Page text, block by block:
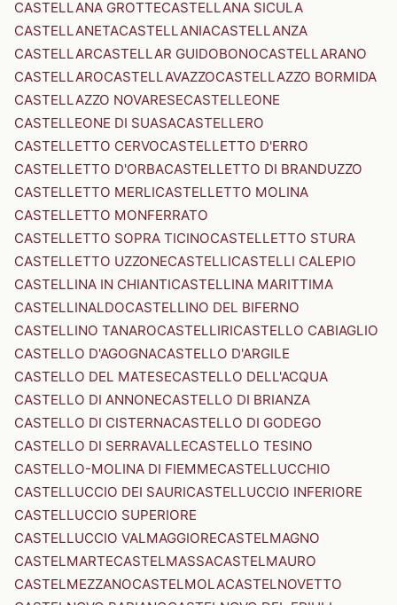
CASTELLANA GROTTECASTELLANA SICULA
CASTELLANETACASTELLANIACASTELLANZA
CASTELLARCASTELLAR GUIDOBONOCASTELLARANO
CASTELLAROCASTELLAVAZZOCASTELLAZZO BORMIDA
CASTELLAZZO NOVARESECASTELLEONE
CASTELLEONE DI SUASACASTELLERO
CASTELLETTO CERVOCASTELLETTO D'ERRO
CASTELLETTO D'ORBACASTELLETTO DI BRANDUZZO
CASTELLETTO MERLICASTELLETTO MOLINA
CASTELLETTO MONFERRATO
CASTELLETTO SOPRA TICINOCASTELLETTO STURA
CASTELLETTO UZZONECASTELLICASTELLI CALEPIO
CASTELLINA IN CHIANTICASTELLINA MARITTIMA
CASTELLINALDOCASTELLINO DEL BIFERNO
CASTELLINO TANAROCASTELLIRICASTELLO CABIAGLIO
CASTELLO D'AGOGNACASTELLO D'ARGILE
CASTELLO DEL MATESECASTELLO DELL'ACQUA
CASTELLO DI ANNONECASTELLO DI BRIANZA
CASTELLO DI CISTERNACASTELLO DI GODEGO
CASTELLO DI SERRAVALLECASTELLO TESINO
CASTELLO-MOLINA DI FIEMMECASTELLUCCHIO
CASTELLUCCIO DEI SAURICASTELLUCCIO INFERIORE
CASTELLUCCIO SUPERIORE
CASTELLUCCIO VALMAGGIORECASTELMAGNO
CASTELMARTECASTELMASSACASTELMAURO
CASTELMEZZANOCASTELMOLACASTELNOVETTO